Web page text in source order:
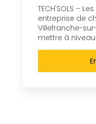
TECH'SOLS –
entreprise de
Villefranche-
mettre à niveau